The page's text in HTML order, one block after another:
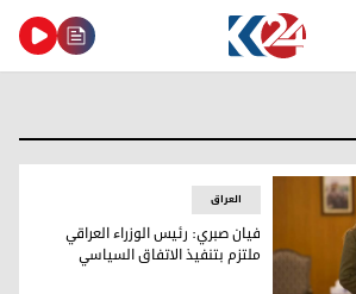
العراق
فيان صبري: رئيس الوزراء العراقي
ملتزم بتنفيذ الاتفاق السياسي